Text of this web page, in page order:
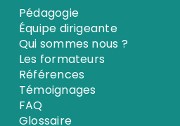
Pédagogie
Équipe dirigeante
Qui sommes nous ?
Les formateurs
Références
Témoignages
FAQ
Glossaire